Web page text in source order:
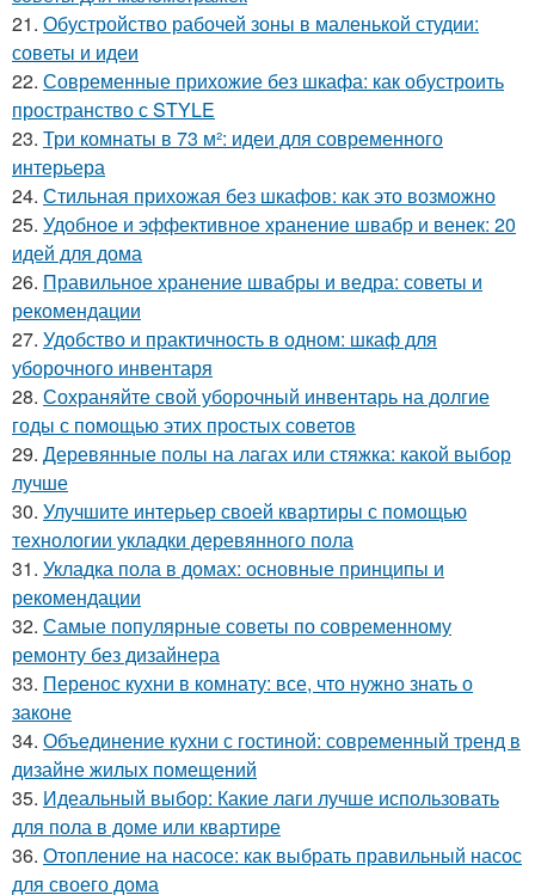
21. Обустройство рабочей зоны в маленькой студии:
советы и идеи
22. Современные прихожие без шкафа: как обустроить
пространство с STYLE
23. Три комнаты в 73 м²: идеи для современного
интерьера
24. Стильная прихожая без шкафов: как это возможно
25. Удобное и эффективное хранение швабр и венек: 20
идей для дома
26. Правильное хранение швабры и ведра: советы и
рекомендации
27. Удобство и практичность в одном: шкаф для
уборочного инвентаря
28. Сохраняйте свой уборочный инвентарь на долгие
годы с помощью этих простых советов
29. Деревянные полы на лагах или стяжка: какой выбор
лучше
30. Улучшите интерьер своей квартиры с помощью
технологии укладки деревянного пола
31. Укладка пола в домах: основные принципы и
рекомендации
32. Самые популярные советы по современному
ремонту без дизайнера
33. Перенос кухни в комнату: все, что нужно знать о
законе
34. Объединение кухни с гостиной: современный тренд в
дизайне жилых помещений
35. Идеальный выбор: Какие лаги лучше использовать
для пола в доме или квартире
36. Отопление на насосе: как выбрать правильный насос
для своего дома